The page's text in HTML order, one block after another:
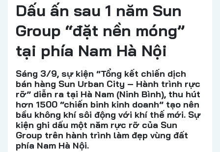
Dấu ấn sau 1 năm Sun
Group “đặt nền móng”
tại phía Nam Hà Nội
Sáng 3/9, sự kiện “Tổng kết chiến dịch
bán hàng Sun Urban City – Hành trình rực
rỡ” diễn ra tại Hà Nam (Ninh Bình), thu hút
hơn 1500 “chiến binh kinh doanh” tạo nên
bầu không khí sôi động với khí thế mới. Sự
kiện ghi dấu một năm rực rỡ của Sun
Group trên hành trình làm đẹp vùng đất
phía Nam Hà Nội.